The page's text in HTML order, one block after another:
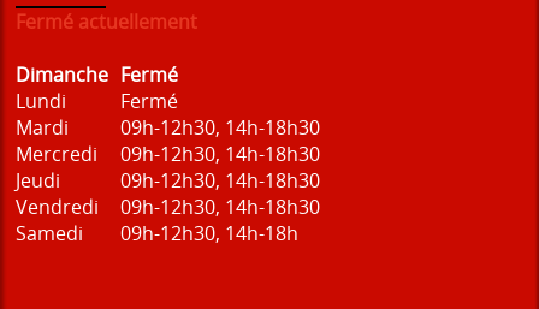
Fermé actuellement
Dimanche Fermé
Lundi
Fermé
Mardi
09h-12h30, 14h-18h30
Mercredi
09h-12h30, 14h-18h30
Jeudi
09h-12h30, 14h-18h30
Vendredi
09h-12h30, 14h-18h30
Samedi
09h-12h30, 14h-18h